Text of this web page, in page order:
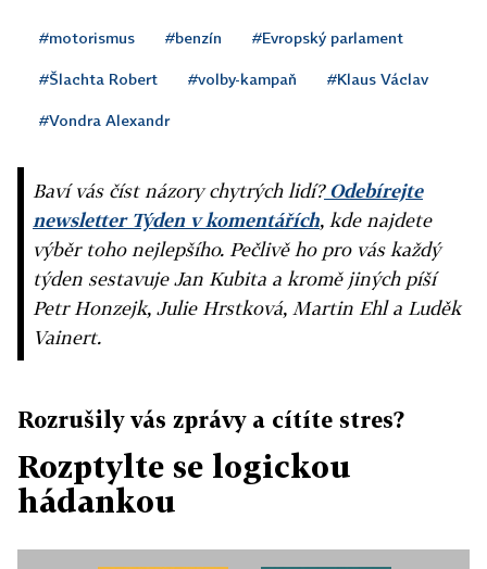
#motorismus #benzín #Evropský parlament
#Šlachta Robert #volby-kampaň #Klaus Václav
#Vondra Alexandr
Baví vás číst názory chytrých lidí?Odebírejte
newsletter Týden v komentářích, kde najdete
výběr toho nejlepšího. Pečlivě ho pro vás každý
týden sestavuje Jan Kubita a kromě jiných píší
Petr Honzejk, Julie Hrstková, Martin Ehl a Luděk
Vainert.
Rozrušily vás zprávy a cítíte stres?
Rozptylte se logickou
hádankou